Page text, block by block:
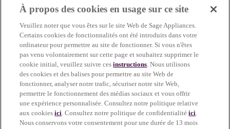
S'inscrire
facebook
opens in new tab)
youtube
(opens in new tab)
instagram
(opens in new tab)
Soutien
À propos des cookies en usage sur ce site
Veuillez noter que vous êtes sur le site Web de Sage Appliances.
Certains cookies de fonctionnalités ont été introduits dans votre
ordinateur pour permettre au site de fonctionner. Si vous n'êtes
pas venu volontairement sur cette page et souhaitez supprimer le
cookie initial, veuillez suivre cesinstructions. Nous utilisons
des cookies et des balises pour permettre au site Web de
fonctionner, analyser notre trafic, sécuriser notre site Web,
permettre le fonctionnement des médias sociaux et vous offrir
une expérience personnalisée. Consultez notre politique relative
aux cookiesici. Consultez notre politique de confidentialitéici.
Nous conservons votre consentement pour une durée de 13 mois